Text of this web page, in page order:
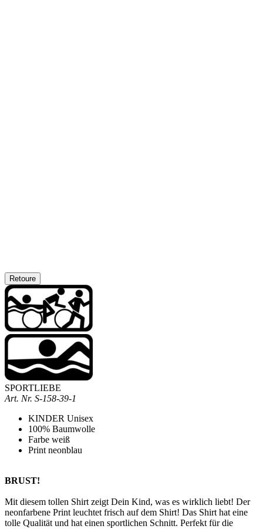
Retoure
SPORTLIEBE
Art. Nr. S-158-39-1
KINDER Unisex
100% Baumwolle
Farbe weiß
Print neonblau
BRUST!
Mit diesem tollen Shirt zeigt Dein Kind, was es wirklich liebt! Der
neonfarbene Print leuchtet frisch auf dem Shirt! Das Shirt hat eine
tolle Qualität und hat einen sportlichen Schnitt. Perfekt für die